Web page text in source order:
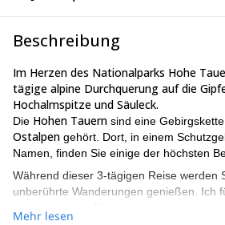
Beschreibung
Im Herzen des Nationalparks Hohe
tägige alpine Durchquerung auf die
Hochalmspitze und Säuleck.
Die Hohen Tauern sind eine
Ostalpen gehört. Dort, in einem
Namen, finden Sie einige der höchsten
Während dieser 3-tägigen Reise werden
unberührte Wanderungen genießen. Ich
Mehr lesen